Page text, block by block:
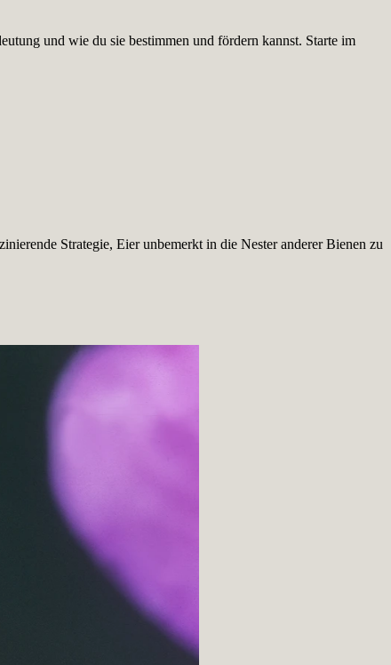
und wie du sie bestimmen und fördern kannst. Starte im
Strategie, Eier unbemerkt in die Nester anderer Bienen zu